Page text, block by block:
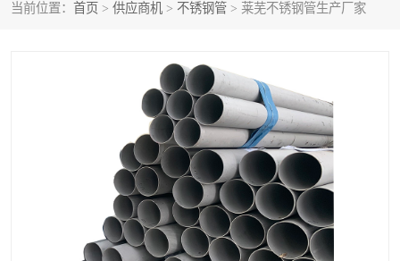
当前位置： 首页 > 供应商机 > 不锈钢管 > 莱芜不锈钢管生产厂家
不锈钢角钢 不锈钢加工
不锈钢法兰
不锈钢槽钢